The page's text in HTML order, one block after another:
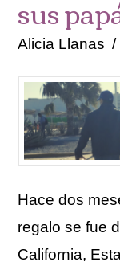
sus
Alicia Llanas
Hace dos
regalo se fue
California,